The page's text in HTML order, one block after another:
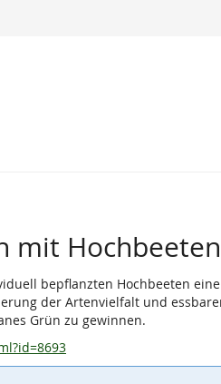
mit Hochbeeten
bepflanzten Hochbeeten
der Artenvielfalt und
Grün zu gewinnen.